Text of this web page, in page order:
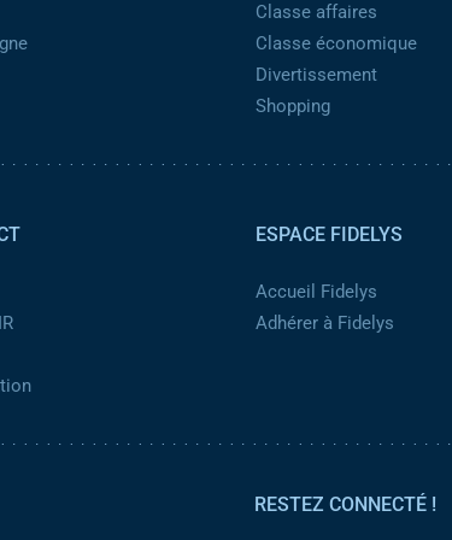
Classe affaires
Classe économique
Divertissement
Shopping
ESPACE FIDELYS
Accueil Fidelys
Adhérer à Fidelys
RESTEZ CONNECTÉ !